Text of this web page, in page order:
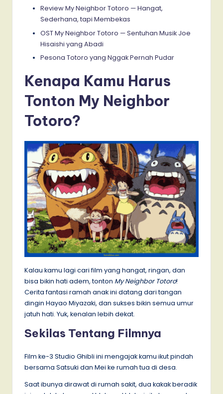
Review My Neighbor Totoro — Hangat,
Sederhana, tapi Membekas
OST My Neighbor Totoro — Sentuhan Musik Joe
Hisaishi yang Abadi
Pesona Totoro yang Nggak Pernah Pudar
Kenapa Kamu Harus
Tonton My Neighbor
Totoro?
Kalau kamu lagi cari film yang hangat, ringan, dan
bisa bikin hati adem, tonton My Neighbor Totoro!
Cerita fantasi ramah anak ini datang dari tangan
dingin Hayao Miyazaki, dan sukses bikin semua umur
jatuh hati. Yuk, kenalan lebih dekat.
Sekilas Tentang Filmnya
Film ke-3 Studio Ghibli ini mengajak kamu ikut pindah
bersama Satsuki dan Mei ke rumah tua di desa.
Saat ibunya dirawat di rumah sakit, dua kakak beradik